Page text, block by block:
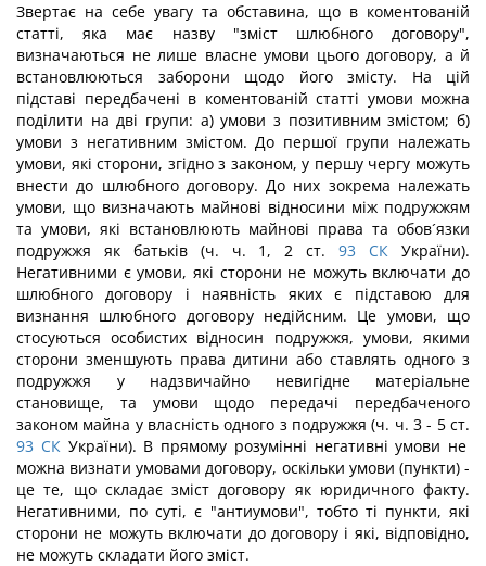
Звертає на себе увагу та обставина, що в коментованій
статті, яка має назву "зміст шлюбного договору",
визначаються не лише власне умови цього договору, а й
встановлюються заборони щодо його змісту. На цій
підставі передбачені в коментованій статті умови можна
поділити на дві групи: а) умови з позитивним змістом; б)
умови з негативним змістом. До першої групи належать
умови, які сторони, згідно з законом, у першу чергу можуть
внести до шлюбного договору. До них зокрема належать
умови, що визначають майнові відносини між подружжям
та умови, які встановлюють майнові права та обов´язки
подружжя як батьків (ч. ч. 1, 2 ст. 93 СК України).
Негативними є умови, які сторони не можуть включати до
шлюбного договору і наявність яких є підставою для
визнання шлюбного договору недійсним. Це умови, що
стосуються особистих відносин подружжя, умови, якими
сторони зменшують права дитини або ставлять одного з
подружжя у надзвичайно невигідне матеріальне
становище, та умови щодо передачі передбаченого
законом майна у власність одного з подружжя (ч. ч. 3 - 5 ст.
93 СКУкраїни). В прямому розумінні негативні умови не
можна визнати умовами договору, оскільки умови (пункти) -
це те, що складає зміст договору як юридичного факту.
Негативними, по суті, є "антиумови", тобто ті пункти, які
сторони не можуть включати до договору і які, відповідно,
не можуть складати його зміст.